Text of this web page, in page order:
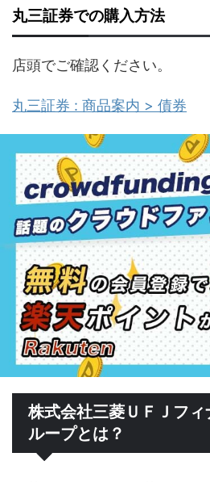
丸三証券での購入方法
店頭でご確認ください。
丸三証券 : 商品案内 > 債券
株式会社三菱ＵＦＪフ
ループとは？